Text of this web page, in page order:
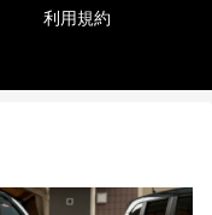
利用規約